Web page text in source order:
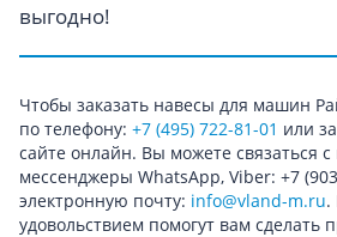
выгодно!
Чтобы заказать навесы для машин
по телефону: +7 (495) 722-81-01 или
сайте онлайн. Вы можете связаться
мессенджеры WhatsApp, Viber: +7
электронную почту: info@vland-m.ru.
удовольствием помогут вам сделать